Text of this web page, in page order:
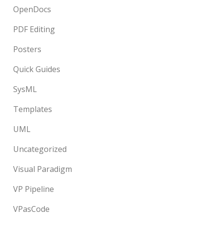
OpenDocs
PDF Editing
Posters
Quick Guides
SysML
Templates
UML
Uncategorized
Visual Paradigm
VP Pipeline
VPasCode